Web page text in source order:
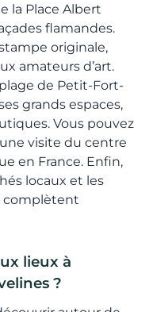
la Place Albert
flamandes.
originale,
amateurs d’art.
de Petit-Fort-
grands espaces,
Vous pouvez
visite du centre
en France. Enfin,
locaux et les
complètent
lieux à
?